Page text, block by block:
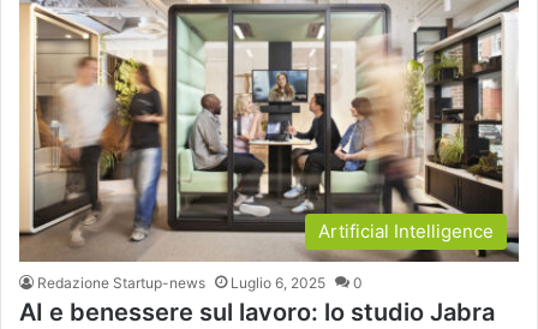
Artificial Intelligence
Redazione Startup-news Luglio 6, 2025 0
AI e benessere sul lavoro: lo studio Jabra